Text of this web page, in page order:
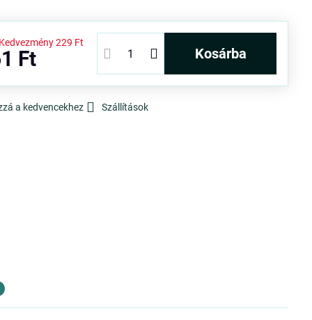
Kedvezmény 229 Ft
Ft kosárba
a kedvencekhez Szállítások